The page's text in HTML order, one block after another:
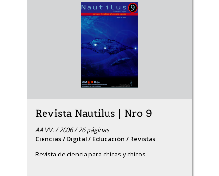
Revista Nautilus | Nro 9
AA.VV. / 2006 / 26 páginas
Ciencias / Digital / Educación / Revistas
Revista de ciencia para chicas y chicos.